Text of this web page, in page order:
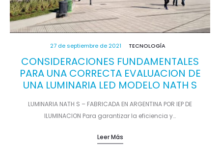
27 de septiembre de 2021 TECNOLOGÍA
CONSIDERACIONES FUNDAMENTALES
PARA UNA CORRECTA EVALUACION DE
UNA LUMINARIA LED MODELO NATH S
LUMINARIA NATH S – FABRICADA EN ARGENTINA POR IEP DE
ILUMINACION Para garantizar la eficiencia y…
Leer Más